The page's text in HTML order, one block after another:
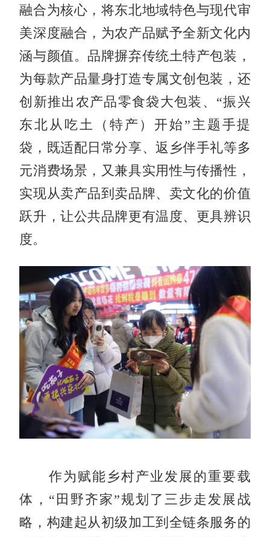
融合为核心，将东北地域特色与现代审
美深度融合，为农产品赋予全新文化内
涵与颜值。品牌摒弃传统土特产包装，
为每款产品量身打造专属文创包装，还
创新推出农产品零食袋大包装、“振兴
东北从吃土（特产）开始”主题手提
袋，既适配日常分享、返乡伴手礼等多
元消费场景，又兼具实用性与传播性，
实现从卖产品到卖品牌、卖文化的价值
跃升，让公共品牌更有温度、更具辨识
度。
作为赋能乡村产业发展的重要载
体，“田野齐家”规划了三步走发展战
略，构建起从初级加工到全链条服务的